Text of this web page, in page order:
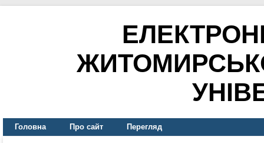
Головна Про сайт Перегляд